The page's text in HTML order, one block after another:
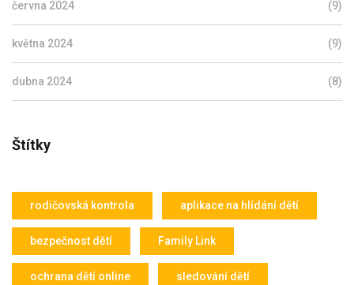
června 2024 (9)
května 2024 (9)
dubna 2024 (8)
Štítky
rodičovská kontrola aplikace na hlídání dětí
bezpečnost dětí Family Link
ochrana dětí online sledování dětí